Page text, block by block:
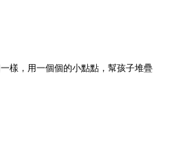
樣，用一個個的小點點，幫孩子堆疊